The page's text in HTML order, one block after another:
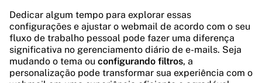
Dedicar algum tempo para explorar essas
configurações e ajustar o webmail de acordo com o seu
fluxo de trabalho pessoal pode fazer uma diferença
significativa no gerenciamento diário de e-mails. Seja
mudando o tema ou configurando filtros, a
personalização pode transformar sua experiência com o